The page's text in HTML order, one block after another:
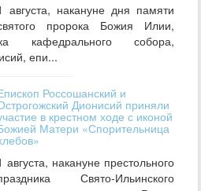
августа, накануне дня памяти
пророка Божия Илии,
кафедрального собора,
епи...
Россошанский и
Дионисий приняли
в крестном ходе с иконой
Матери «Спорительница
августа, накануне престольного
Свято-Ильинского